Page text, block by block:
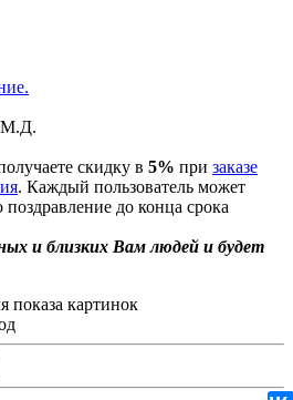
скидку в 5% при заказе
. Каждый пользователь может
до конца срока
и близких Вам людей и будет
показа картинок